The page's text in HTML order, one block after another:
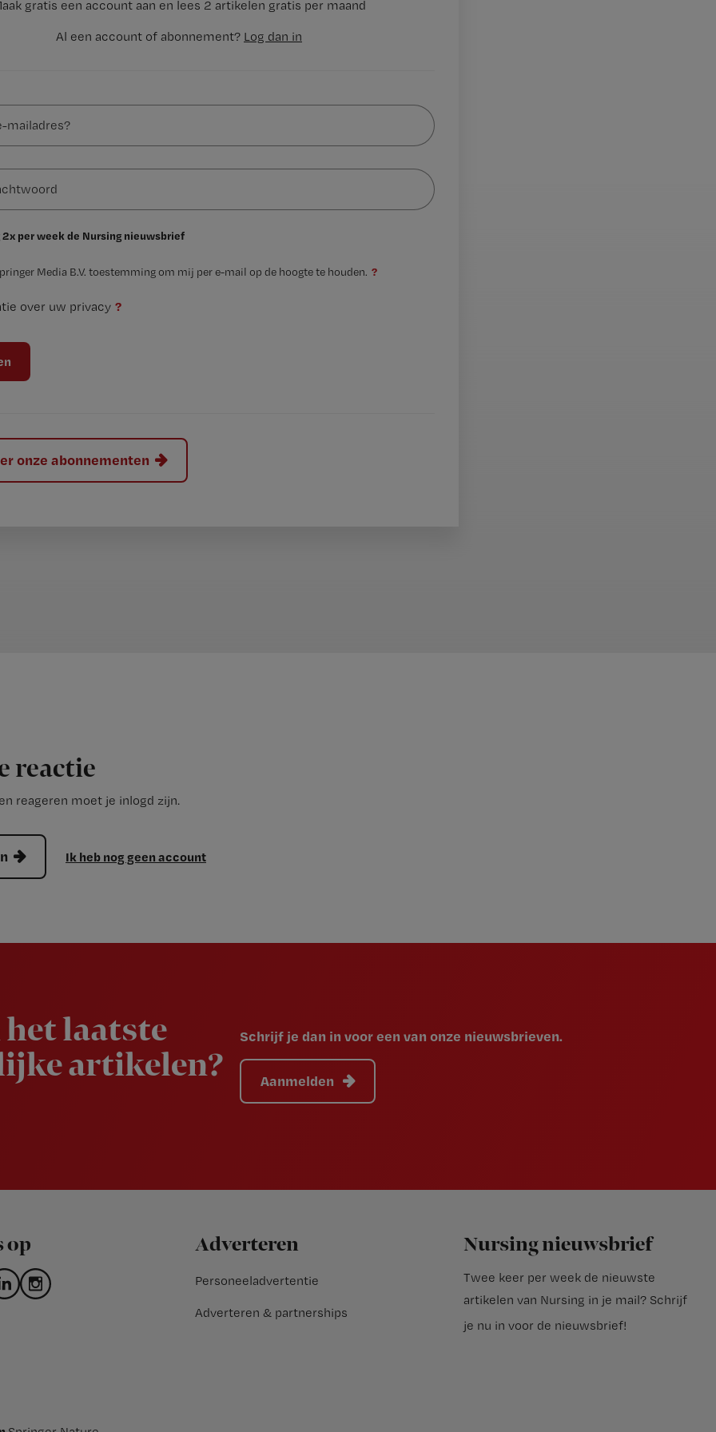
gratis een account aan en lees 2 artikelen gratis per maand
Al een account of abonnement? Log dan in
2x per week de Nursing nieuwsbrief
Media B.V. toestemming om mij per e-mail op de hoogte te houden. ?
over uw privacy ?
onze abonnementen
reactie
reageren moet je inlogd zijn.
Ik heb nog geen account
laatste
artikelen?
Schrijf je dan in voor een van onze nieuwsbrieven.
Aanmelden
op Adverteren
Personeeladvertentie
Adverteren & partnerships
Nursing nieuwsbrief
Twee keer per week de nieuwste
artikelen van Nursing in je mail? Schrijf
je nu in voor de nieuwsbrief!